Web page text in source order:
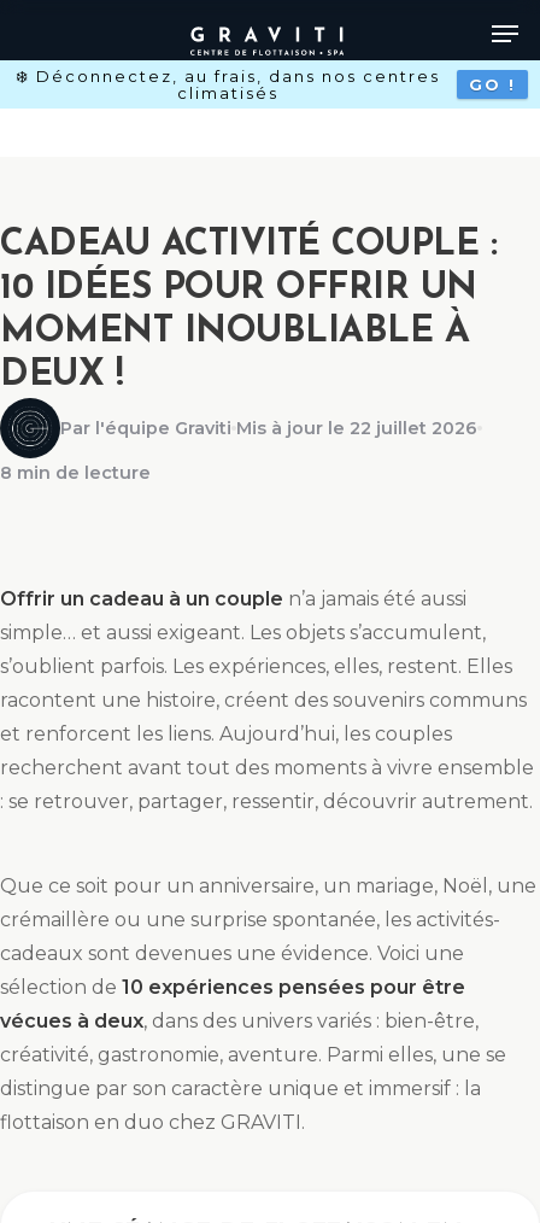
❄️​ Déconnectez, au frais, dans nos centres
climatisés
GO !
main
content
CADEAU ACTIVITÉ COUPLE :
10 IDÉES POUR OFFRIR UN
MOMENT INOUBLIABLE À
DEUX !
Par l'équipe Graviti Mis à jour le 22 juillet 2026
8 min de lecture
Offrir un cadeau à un couple n’a jamais été aussi
simple… et aussi exigeant. Les objets s’accumulent,
s’oublient parfois. Les expériences, elles, restent. Elles
racontent une histoire, créent des souvenirs communs
et renforcent les liens. Aujourd’hui, les couples
recherchent avant tout des moments à vivre ensemble
: se retrouver, partager, ressentir, découvrir autrement.
Que ce soit pour un anniversaire, un mariage, Noël, une
crémaillère ou une surprise spontanée, les activités-
cadeaux sont devenues une évidence. Voici une
sélection de 10 expériences pensées pour être
vécues à deux, dans des univers variés : bien-être,
créativité, gastronomie, aventure. Parmi elles, une se
distingue par son caractère unique et immersif : la
flottaison en duo chez GRAVITI.